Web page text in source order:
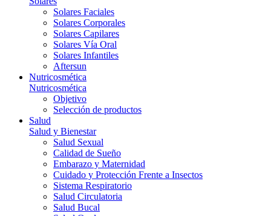
Solares Faciales
Solares Corporales
Solares Capilares
Solares Vía Oral
Solares Infantiles
Aftersun
Nutricosmética
Nutricosmética
Objetivo
Selección de productos
Salud
Salud y Bienestar
Salud Sexual
Calidad de Sueño
Embarazo y Maternidad
Cuidado y Protección Frente a Insectos
Sistema Respiratorio
Salud Circulatoria
Salud Bucal